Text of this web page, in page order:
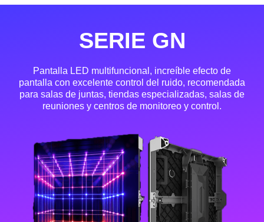
SERIE GN
Pantalla LED multifuncional, increíble efecto de
pantalla con excelente control del ruido, recomendada
para salas de juntas, tiendas especializadas, salas de
reuniones y centros de monitoreo y control.